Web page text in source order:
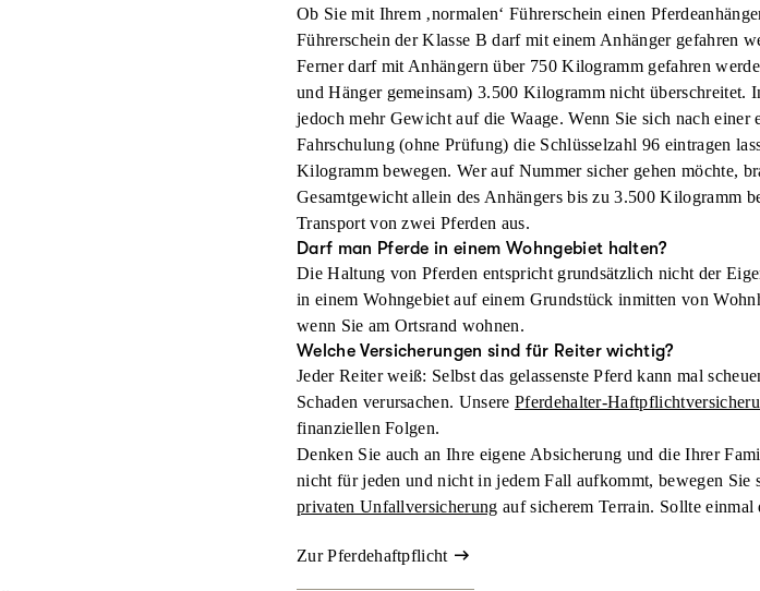
Ob Sie mit Ihrem ‚normalen‘ Führerschein einen
Führerschein der Klasse B darf mit einem Anhänger gefahren
Ferner darf mit Anhängern über 750 Kilogramm gefahren
und Hänger gemeinsam) 3.500 Kilogramm nicht überschreitet.
jedoch mehr Gewicht auf die Waage. Wenn Sie sich nach einer
Fahrschulung (ohne Prüfung) die Schlüsselzahl 96 eintragen
Kilogramm bewegen. Wer auf Nummer sicher gehen möchte,
Gesamtgewicht allein des Anhängers bis zu 3.500 Kilogramm
Transport von zwei Pferden aus.
Darf man Pferde in einem Wohngebiet halten?
Die Haltung von Pferden entspricht grundsätzlich nicht der
in einem Wohngebiet auf einem Grundstück inmitten von
wenn Sie am Ortsrand wohnen.
Welche Versicherungen sind für Reiter wichtig?
Jeder Reiter weiß: Selbst das gelassenste Pferd kann mal
Schaden verursachen. Unsere Pferdehalter-
finanziellen Folgen.
Denken Sie auch an Ihre eigene Absicherung und die Ihrer
nicht für jeden und nicht in jedem Fall aufkommt, bewegen Sie
privaten Unfallversicherung auf sicherem Terrain. Sollte
Zur Pferdehaftpflicht